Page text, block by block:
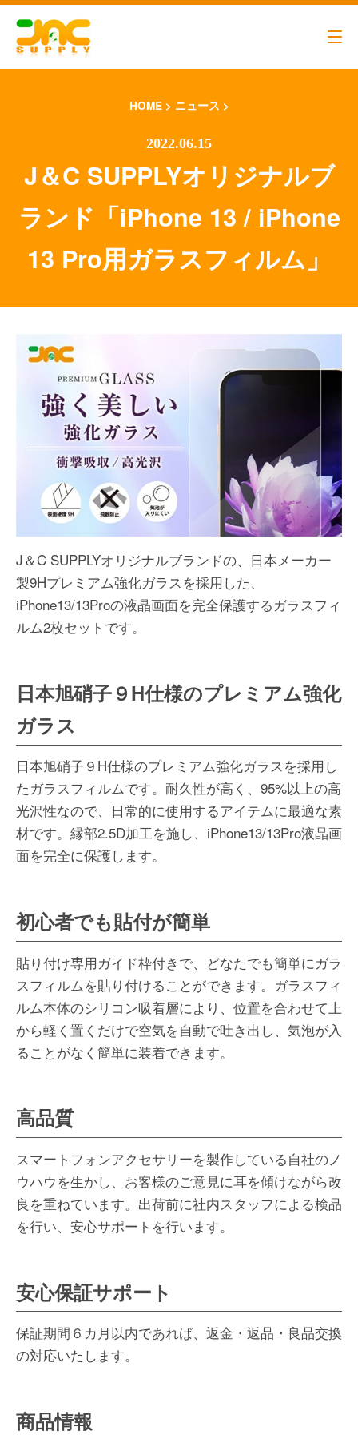
代表メッセージ
ビジネスパートナー募集
HOME > ニュース >
J＆C SUPPLYオリジナルブ
ランド「iPhone 13 / iPhone
13 Pro用ガラスフィルム」
J＆C SUPPLYオリジナルブランドの、日本メーカー
製9Hプレミアム強化ガラスを採用した、
iPhone13/13Proの液晶画面を完全保護するガラスフィ
ルム2枚セットです。
日本旭硝子９H仕様のプレミアム強化
ガラス
日本旭硝子９H仕様のプレミアム強化ガラスを採用し
たガラスフィルムです。耐久性が高く、95%以上の高
光沢性なので、日常的に使用するアイテムに最適な素
材です。縁部2.5D加工を施し、iPhone13/13Pro液晶画
面を完全に保護します。
初心者でも貼付が簡単
貼り付け専用ガイド枠付きで、どなたでも簡単にガラ
スフィルムを貼り付けることができます。ガラスフィ
ルム本体のシリコン吸着層により、位置を合わせて上
から軽く置くだけで空気を自動で吐き出し、気泡が入
ることがなく簡単に装着できます。
高品質
スマートフォンアクセサリーを製作している自社のノ
ウハウを生かし、お客様のご意見に耳を傾けながら改
良を重ねています。出荷前に社内スタッフによる検品
を行い、安心サポートを行います。
安心保証サポート
保証期間６カ月以内であれば、返金・返品・良品交換
の対応いたします。
商品情報